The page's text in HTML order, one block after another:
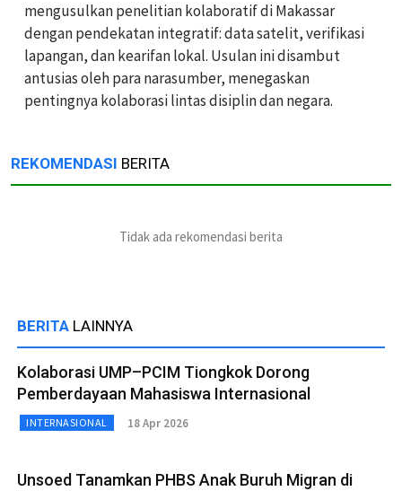
mengusulkan penelitian kolaboratif di Makassar
dengan pendekatan integratif: data satelit, verifikasi
lapangan, dan kearifan lokal. Usulan ini disambut
antusias oleh para narasumber, menegaskan
pentingnya kolaborasi lintas disiplin dan negara.
REKOMENDASI BERITA
Tidak ada rekomendasi berita
BERITA LAINNYA
Kolaborasi UMP–PCIM Tiongkok Dorong
Pemberdayaan Mahasiswa Internasional
INTERNASIONAL 18 Apr 2026
Unsoed Tanamkan PHBS Anak Buruh Migran di